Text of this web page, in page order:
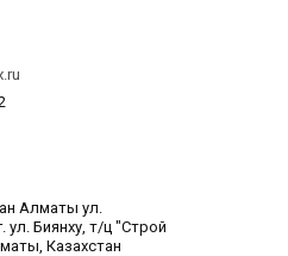
Алматы ул.
ул. Биянху, т/ц "Строй
Казахстан